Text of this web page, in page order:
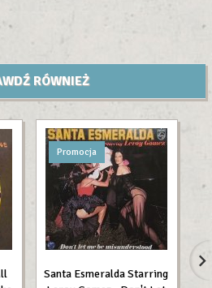
RÓWNIEŻ
Promocja
Santa Esmeralda Starring